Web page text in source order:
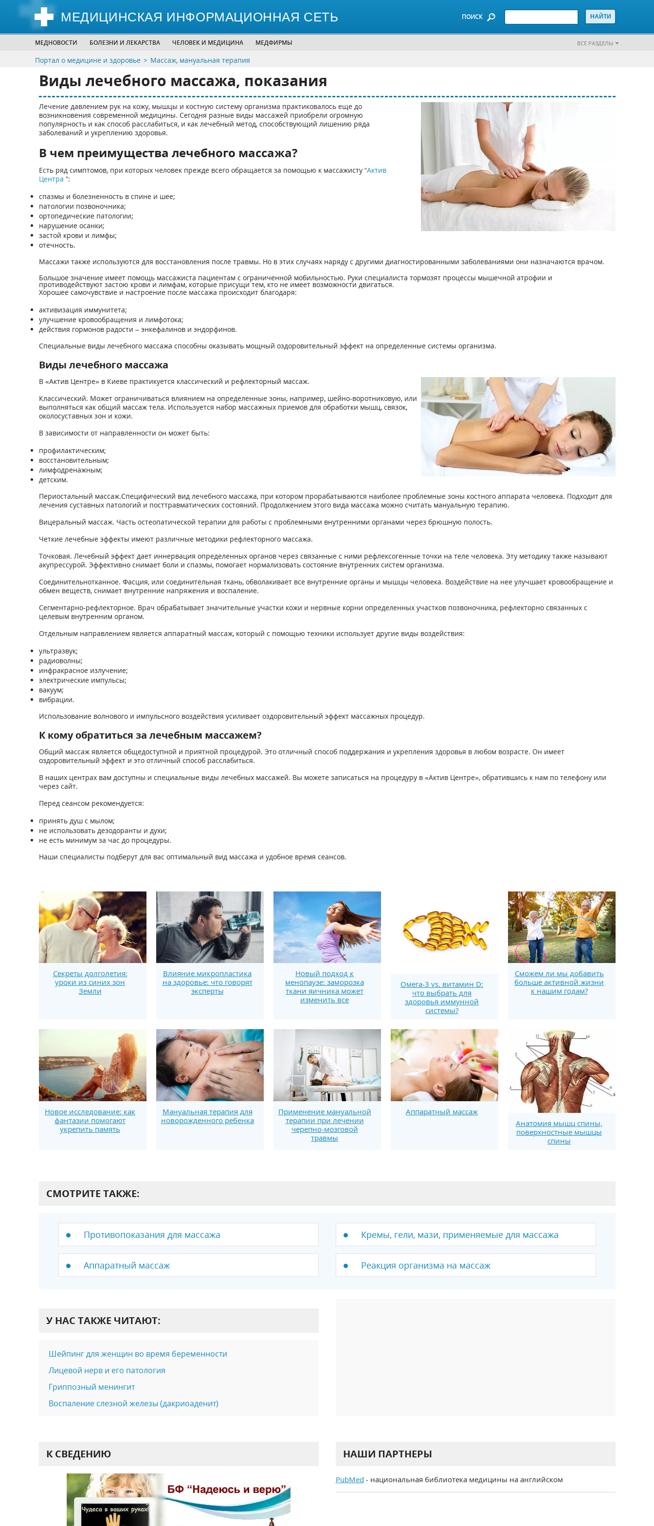
МЕДИЦИНСКАЯ ИНФОРМАЦИОННАЯ СЕТЬ ПОИСК
МЕДНОВОСТИ БОЛЕЗНИ И ЛЕКАРСТВА ЧЕЛОВЕК И МЕДИЦИНА МЕДФИРМЫ ВСЕ РАЗДЕЛЫ
Портал о медицине и здоровье Массаж, мануальная терапия
Виды лечебного массажа, показания
Лечение давлением рук на кожу, мышцы и костную систему организма практиковалось еще до
возникновения современной медицины. Сегодня разные виды массажей приобрели огромную
популярность и как способ расслабиться, и как лечебный метод, способствующий лишению ряда
заболеваний и укреплению здоровья.
В чем преимущества лечебного массажа?
Есть ряд симптомов, при которых человек прежде всего обращается за помощью к массажисту “Актив
Центра ”:
спазмы и болезненность в спине и шее;
патологии позвоночника;
ортопедические патологии;
нарушение осанки;
застой крови и лимфы;
отечность.
Массажи также используются для восстановления после травмы. Но в этих случаях наряду с другими диагностированными заболеваниями они назначаются врачом.
Большое значение имеет помощь массажиста пациентам с ограниченной мобильностью. Руки специалиста тормозят процессы мышечной атрофии и
противодействуют застою крови и лимфам, которые присущи тем, кто не имеет возможности двигаться.
Хорошее самочувствие и настроение после массажа происходит благодаря:
активизация иммунитета;
улучшение кровообращения и лимфотока;
действия гормонов радости – энкефалинов и эндорфинов.
Специальные виды лечебного массажа способны оказывать мощный оздоровительный эффект на определенные системы организма.
Виды лечебного массажа
В «Актив Центре» в Киеве практикуется классический и рефлекторный массаж.
Классический. Может ограничиваться влиянием на определенные зоны, например, шейно-воротниковую, или
выполняться как общий массаж тела. Используется набор массажных приемов для обработки мышц, связок,
околосуставных зон и кожи.
В зависимости от направленности он может быть:
профилактическим;
восстановительным;
лимфодренажным;
детским.
Периостальный массаж.Специфический вид лечебного массажа, при котором прорабатываются наиболее проблемные зоны костного аппарата человека. Подходит для
лечения суставных патологий и посттравматических состояний. Продолжением этого вида массажа можно считать мануальную терапию.
Вицеральный массаж. Часть остеопатической терапии для работы с проблемными внутренними органами через брюшную полость.
Четкие лечебные эффекты имеют различные методики рефлекторного массажа.
Точковая. Лечебный эффект дает иннервация определенных органов через связанные с ними рефлексогенные точки на теле человека. Эту методику также называют
акупрессурой. Эффективно снимает боли и спазмы, помогает нормализовать состояние внутренних систем организма.
Соединительнотканное. Фасция, или соединительная ткань, обволакивает все внутренние органы и мышцы человека. Воздействие на нее улучшает кровообращение и
обмен веществ, снимает внутренние напряжения и воспаление.
Сегментарно-рефлекторное. Врач обрабатывает значительные участки кожи и нервные корни определенных участков позвоночника, рефлекторно связанных с
целевым внутренним органом.
Отдельным направлением является аппаратный массаж, который с помощью техники использует другие виды воздействия:
ультразвук;
радиоволны;
инфракрасное излучение;
электрические импульсы;
вакуум;
вибрации.
Использование волнового и импульсного воздействия усиливает оздоровительный эффект массажных процедур.
К кому обратиться за лечебным массажем?
Общий массаж является общедоступной и приятной процедурой. Это отличный способ поддержания и укрепления здоровья в любом возрасте. Он имеет
оздоровительный эффект и это отличный способ расслабиться.
В наших центрах вам доступны и специальные виды лечебных массажей. Вы можете записаться на процедуру в «Актив Центре», обратившись к нам по телефону или
через сайт.
Перед сеансом рекомендуется:
принять душ с мылом;
не использовать дезодоранты и духи;
не есть минимум за час до процедуры.
Наши специалисты подберут для вас оптимальный вид массажа и удобное время сеансов.
Секреты долголетия:
уроки из синих зон
Земли
Влияние микропластика
на здоровье: что говорят
эксперты
Новый подход к
менопаузе: заморозка
ткани яичника может
изменить все
Омега-3 vs. витамин D:
что выбрать для
здоровья иммунной
системы?
Сможем ли мы добавить
больше активной жизни
к нашим годам?
Новое исследование: как
фантазии помогают
укрепить память
Мануальная терапия для
новорожденного ребенка
Применение мануальной
терапии при лечении
черепно-мозговой
травмы
Аппаратный массаж
Анатомия мышц спины,
поверхностные мышцы
спины
СМОТРИТЕ ТАКЖЕ:
Противопоказания для массажа Кремы, гели, мази, применяемые для массажа
Аппаратный массаж Реакция организма на массаж
У НАС ТАКЖЕ ЧИТАЮТ:
Шейпинг для женщин во время беременности
Лицевой нерв и его патология
Гриппозный менингит
Воспаление слезной железы (дакриоаденит)
К СВЕДЕНИЮ НАШИ ПАРТНЕРЫ
PubMed - национальная библиотека медицины на английском